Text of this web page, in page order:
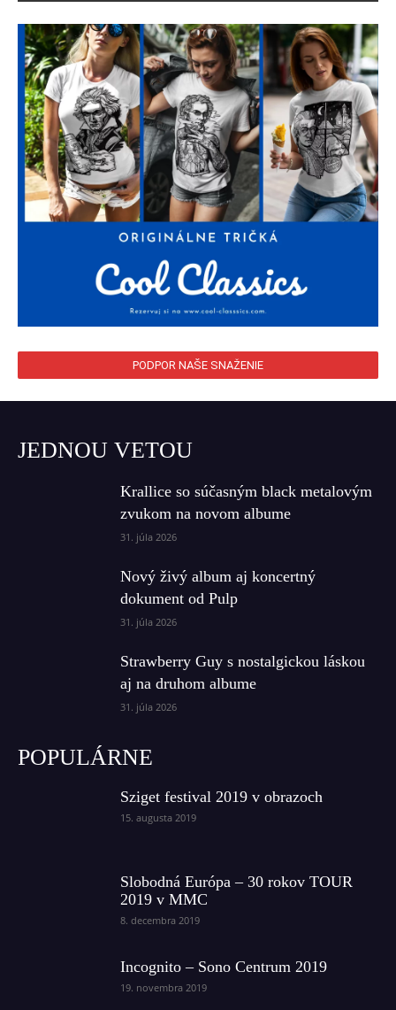
PODPOR NAŠE SNAŽENIE
JEDNOU VETOU
Krallice so súčasným black metalovým
zvukom na novom albume
31. júla 2026
Nový živý album aj koncertný
dokument od Pulp
31. júla 2026
Strawberry Guy s nostalgickou láskou
aj na druhom albume
31. júla 2026
POPULÁRNE
Sziget festival 2019 v obrazoch
15. augusta 2019
Slobodná Európa – 30 rokov TOUR
2019 v MMC
8. decembra 2019
Incognito – Sono Centrum 2019
19. novembra 2019